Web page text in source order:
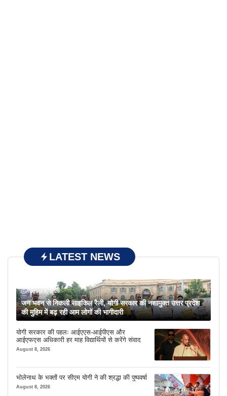
LATEST NEWS
August 8, 2026
जन भवन से निकली साइकिल रैली, योगी सरकार की नशामुक्त उत्तर प्रदेश
की मुहिम में बढ़ रही आम लोगों की भागीदारी
योगी सरकार की पहलः आईएएस-आईपीएस और
आईएफएस अधिकारी हर माह विद्यार्थियों से करेंगे संवाद
August 8, 2026
भोलेनाथ के भक्तों पर सीएम योगी ने की श्रद्धा की पुष्पवर्षा
August 8, 2026